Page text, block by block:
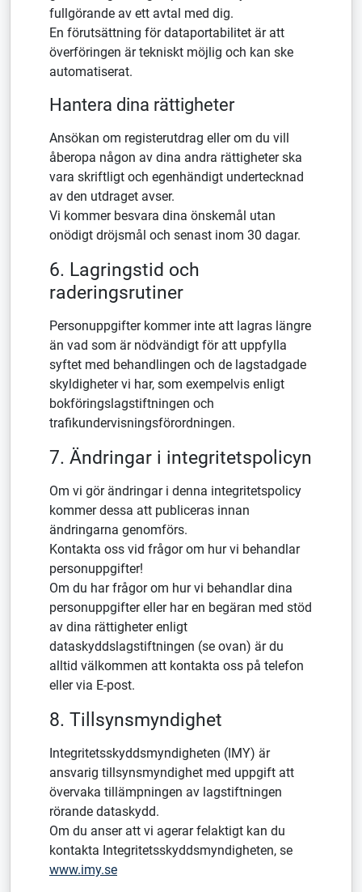
fullgörande av ett avtal med dig.
En förutsättning för dataportabilitet är att
överföringen är tekniskt möjlig och kan ske
automatiserat.
Hantera dina rättigheter
Ansökan om registerutdrag eller om du vill
åberopa någon av dina andra rättigheter ska
vara skriftligt och egenhändigt undertecknad
av den utdraget avser.
Vi kommer besvara dina önskemål utan
onödigt dröjsmål och senast inom 30 dagar.
6. Lagringstid och
raderingsrutiner
Personuppgifter kommer inte att lagras längre
än vad som är nödvändigt för att uppfylla
syftet med behandlingen och de lagstadgade
skyldigheter vi har, som exempelvis enligt
bokföringslagstiftningen och
trafikundervisningsförordningen.
7. Ändringar i integritetspolicyn
Om vi gör ändringar i denna integritetspolicy
kommer dessa att publiceras innan
ändringarna genomförs.
Kontakta oss vid frågor om hur vi behandlar
personuppgifter!
Om du har frågor om hur vi behandlar dina
personuppgifter eller har en begäran med stöd
av dina rättigheter enligt
dataskyddslagstiftningen (se ovan) är du
alltid välkommen att kontakta oss på telefon
eller via E-post.
8. Tillsynsmyndighet
Integritetsskyddsmyndigheten (IMY) är
ansvarig tillsynsmyndighet med uppgift att
övervaka tillämpningen av lagstiftningen
rörande dataskydd.
Om du anser att vi agerar felaktigt kan du
kontakta Integritetsskyddsmyndigheten, se
www.imy.se